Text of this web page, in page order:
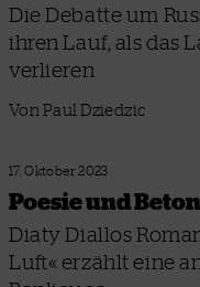
Die Debatte um
ihren Lauf, als das
verlieren
Von Paul Dziedzic
17. Oktober 2023
Poesie und Beton
Diaty Diallos
Luft« erzählt eine